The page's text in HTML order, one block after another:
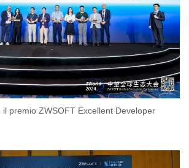
il premio ZWSOFT Excellent Developer